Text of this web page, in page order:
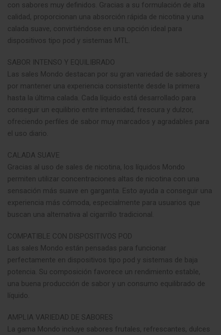
con sabores muy definidos. Gracias a su formulación de alta
calidad, proporcionan una absorción rápida de nicotina y una
calada suave, convirtiéndose en una opción ideal para
dispositivos tipo pod y sistemas MTL.
SABOR INTENSO Y EQUILIBRADO
Las sales Mondo destacan por su gran variedad de sabores y
por mantener una experiencia consistente desde la primera
hasta la última calada. Cada líquido está desarrollado para
conseguir un equilibrio entre intensidad, frescura y dulzor,
ofreciendo perfiles de sabor muy marcados y agradables para
el uso diario.
CALADA SUAVE
Gracias al uso de sales de nicotina, los líquidos Mondo
permiten utilizar concentraciones altas de nicotina con una
sensación más suave en garganta. Esto ayuda a conseguir una
experiencia más cómoda, especialmente para usuarios que
buscan una alternativa al cigarrillo tradicional.
COMPATIBLE CON DISPOSITIVOS POD
Las sales Mondo están pensadas para funcionar
perfectamente en dispositivos tipo pod y sistemas de baja
potencia. Su composición favorece un rendimiento estable,
una buena producción de sabor y un consumo equilibrado de
líquido.
AMPLIA VARIEDAD DE SABORES
La gama Mondo incluye sabores frutales, refrescantes, dulces